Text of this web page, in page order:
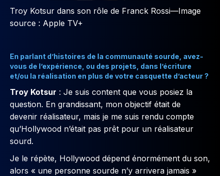
Troy Kotsur dans son rôle de Franck Rossi—Image
source : Apple TV+
En parlant d’histoires de la communauté sourde, avez-
vous de l’expérience, ou des projets, dans l’écriture
et/ou la réalisation en plus de votre casquette d’acteur ?
Troy Kotsur : Je suis content que vous posiez la
question. En grandissant, mon objectif était de
devenir réalisateur, mais je me suis rendu compte
qu’Hollywood n’était pas prêt pour un réalisateur
sourd.
Je le répète, Hollywood dépend énormément du son,
alors « une personne sourde n’y arrivera jamais »